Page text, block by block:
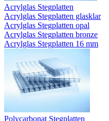
Acrylglas Stegplatten
Acrylglas Stegplatten glasklar
Acrylglas Stegplatten opal
Acrylglas Stegplatten bronze
Acrylglas Stegplatten 16 mm
Polycarbonat Stegplatten